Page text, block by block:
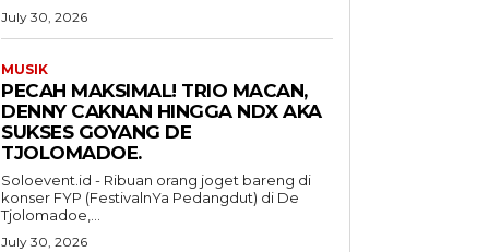
July 30, 2026
MUSIK
PECAH MAKSIMAL! TRIO MACAN,
DENNY CAKNAN HINGGA NDX AKA
SUKSES GOYANG DE
TJOLOMADOE.
Soloevent.id - Ribuan orang joget bareng di
konser FYP (FestivalnYa Pedangdut) di De
Tjolomadoe,...
July 30, 2026